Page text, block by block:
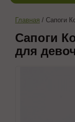
Главная / Сапоги
Сапоги
для